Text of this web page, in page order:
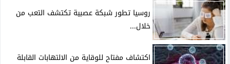
روسيا تطور شبكة عصبية تكتشف التعب من
خلال...
اكتشاف مفتاح للوقاية من الالتهابات القابلة